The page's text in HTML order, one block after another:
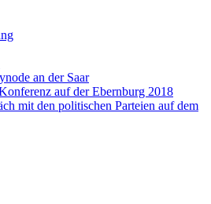
an der Saar
auf der Ebernburg 2018
mit den politischen Parteien auf dem